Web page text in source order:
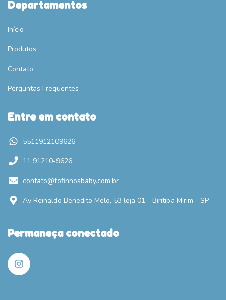
Departamentos
Início
Produtos
Contato
Perguntas Frequentes
Entre em contato
5511912109626
11 91210-9626
contato@fofinhosbaby.com.br
Av Reinaldo Benedito Melo, 53 loja 01 - Biritiba Mirim - SP
Permaneça conectado